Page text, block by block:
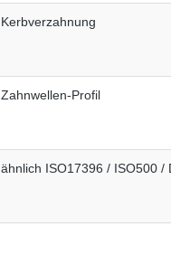
Kerbverzahnung
Zahnwellen-Profil
ähnlich ISO17396 / ISO500 /